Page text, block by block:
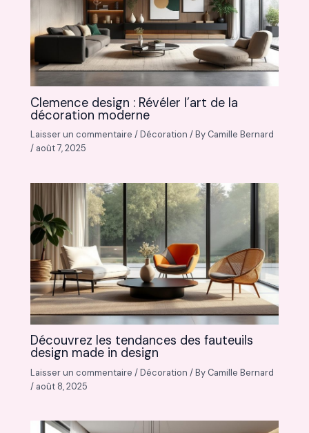
Clemence design : Révéler l’art de la
décoration moderne
Laisser un commentaire /Décoration / By Camille Bernard
/ août 7, 2025
Découvrez les tendances des fauteuils
design made in design
Laisser un commentaire /Décoration / By Camille Bernard
/ août 8, 2025